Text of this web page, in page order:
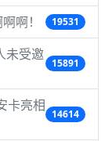
啊！ 19531
未受邀
15891
卡亮相
14614